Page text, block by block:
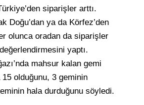
siparişler arttı.
Doğu’dan ya da Körfez’den
olunca oradan da siparişler
yaptı.
mahsur kalan gemi
15 olduğunu, 3 geminin
hala durduğunu söyledi.